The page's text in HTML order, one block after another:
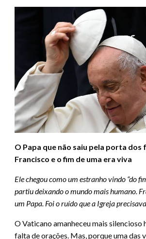
O Papa que não saiu pela porta dos
Francisco e o fim de uma era viva
Ele chegou como um estranho vindo “do
partiu deixando o mundo mais humano.
um Papa. Foi o ruído que a Igreja
O Vaticano amanheceu mais silencioso
falta de orações. Mas, porque uma das